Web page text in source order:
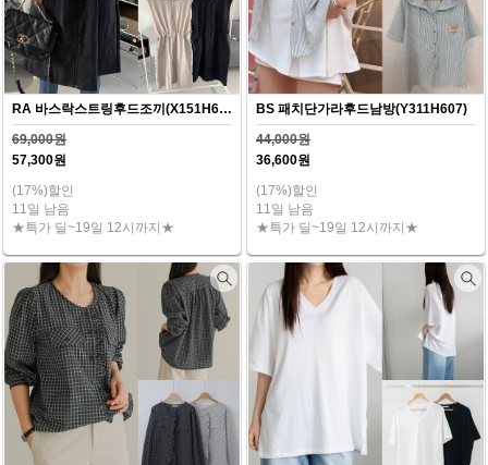
RA 바스락스트링후드조끼(X151H607)
69,000원
57,300원
(17%)할인
11일 남음
★특가 딜~19일 12시까지★
BS 패치단가라후드남방(Y311H607)
44,000원
36,600원
(17%)할인
11일 남음
★특가 딜~19일 12시까지★